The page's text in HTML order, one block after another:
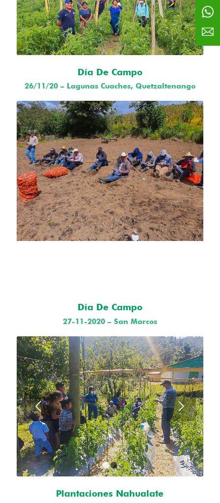
Día De Campo
26/11/20 – Lagunas Cuaches, Quetzaltenango
Día De Campo
27-11-2020 – San Marcos
Posterior
1 2
Plantaciones Nahualate